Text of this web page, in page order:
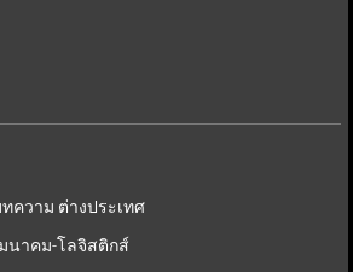
ความ ต่างประเทศ
นาคม-โลจิสติกส์